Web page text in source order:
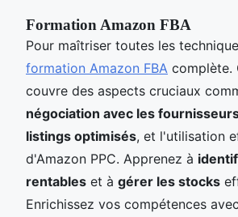
Formation Amazon FBA
Pour maîtriser toutes les
formation Amazon FBA complète.
couvre des aspects cruciaux
négociation avec les
listings optimisés, et l'utilisation
d'Amazon PPC. Apprenez à
rentables et à gérer les stocks
Enrichissez vos compétences